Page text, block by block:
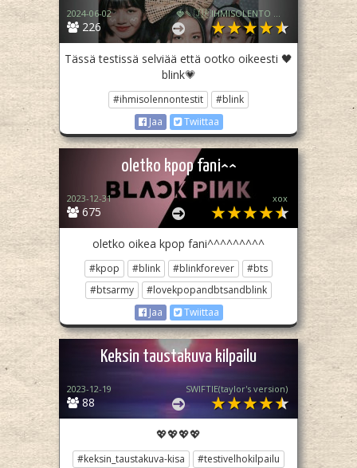
226
2024-06-02 🍓🍡🇯🇵IHMISOLENTO 🇯🇵🍡🍓
Tässä testissä selviää että ootko oikeesti 🖤
blink💗
#ihmisolennontestit
#blink
Jaa
Twiittaa
oletko kpop fani^^
675
2023-12-31 xox
oletko oikea kpop fani^^^^^^^^^
#kpop #blink #blinkforever
#bts
#btsarmy
#lovekpopandbtsandblink
Jaa
Twiittaa
Keksin taustakuva kilpailu
88
2023-12-19 SWIFTIE(taylor's version)
💖💖💖💖
#keksin_taustakuva-kisa #testivelhokilpailu